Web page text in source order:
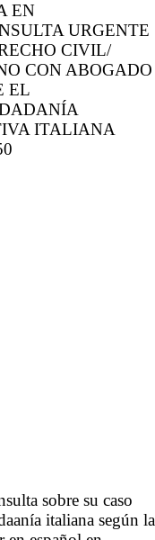
EN
URGENTE
CIVIL/
CON ABOGADO
EL
ITALIANA
sobre su caso
italiana según la